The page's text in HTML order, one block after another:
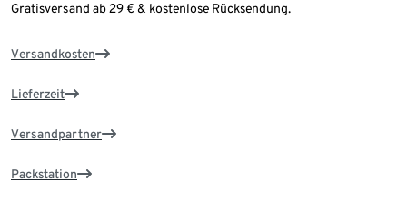
Gratisversand ab 29 € & kostenlose Rücksendung.
Versandkosten
Lieferzeit
Versandpartner
Packstation